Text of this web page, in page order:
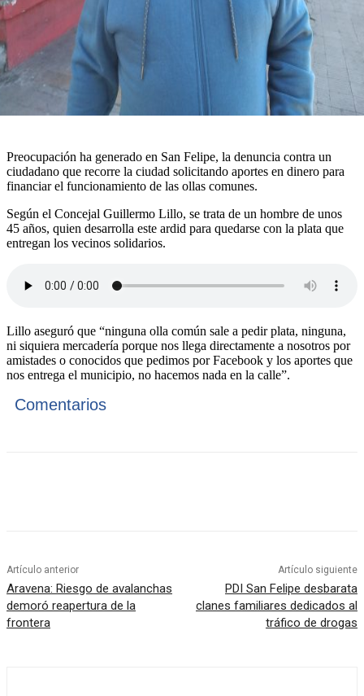
Preocupación ha generado en San Felipe, la denuncia contra un
ciudadano que recorre la ciudad solicitando aportes en dinero para
financiar el funcionamiento de las ollas comunes.
Según el Concejal Guillermo Lillo, se trata de un hombre de unos
45 años, quien desarrolla este ardid para quedarse con la plata que
entregan los vecinos solidarios.
Lillo aseguró que “ninguna olla común sale a pedir plata, ninguna,
ni siquiera mercadería porque nos llega directamente a nosotros por
amistades o conocidos que pedimos por Facebook y los aportes que
nos entrega el municipio, no hacemos nada en la calle”.
Comentarios
Artículo anterior
Aravena: Riesgo de avalanchas
demoró reapertura de la
frontera
Artículo siguiente
PDI San Felipe desbarata
clanes familiares dedicados al
tráfico de drogas